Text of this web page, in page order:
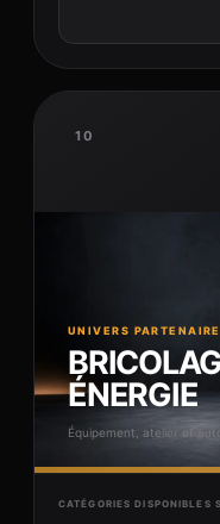
10
UNIVERS PARTENAIRE
ÉNERGIE
Équipement, atelier et
CATÉGORIES DISPONIBLES